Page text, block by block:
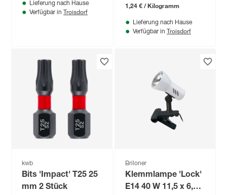
Ladegerät
Lieferung nach Hause
Verfügbar in Troisdorf
1,24 € / Kilogramm
Lieferung nach Hause
Verfügbar in Troisdorf
kwb
Bits 'Impact' T25 25
mm 2 Stück
Briloner
Klemmlampe 'Lock'
E14 40 W 11,5 x 6,5